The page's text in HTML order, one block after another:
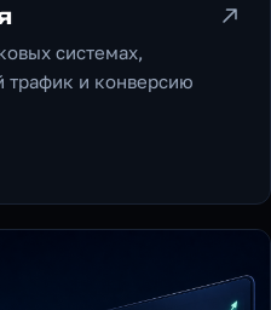
системах,
трафик и конверсию